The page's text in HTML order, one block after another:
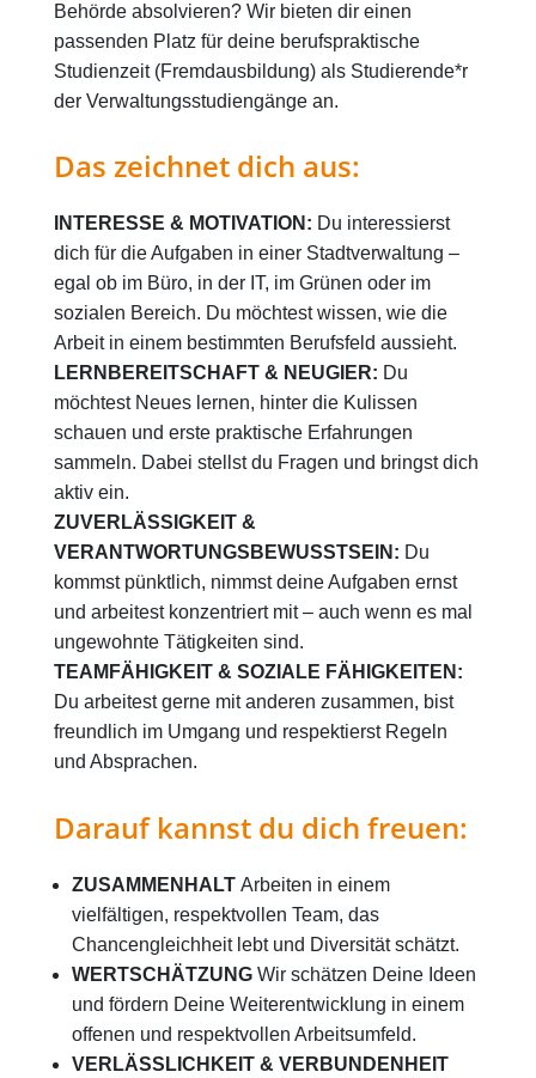
Behörde absolvieren? Wir bieten dir einen
passenden Platz für deine berufspraktische
Studienzeit (Fremdausbildung) als Studierende*r
der Verwaltungsstudiengänge an.
Das zeichnet dich aus:
INTERESSE & MOTIVATION: Du interessierst
dich für die Aufgaben in einer Stadtverwaltung –
egal ob im Büro, in der IT, im Grünen oder im
sozialen Bereich. Du möchtest wissen, wie die
Arbeit in einem bestimmten Berufsfeld aussieht.
LERNBEREITSCHAFT & NEUGIER: Du
möchtest Neues lernen, hinter die Kulissen
schauen und erste praktische Erfahrungen
sammeln. Dabei stellst du Fragen und bringst dich
aktiv ein.
ZUVERLÄSSIGKEIT &
VERANTWORTUNGSBEWUSSTSEIN: Du
kommst pünktlich, nimmst deine Aufgaben ernst
und arbeitest konzentriert mit – auch wenn es mal
ungewohnte Tätigkeiten sind.
TEAMFÄHIGKEIT & SOZIALE FÄHIGKEITEN:
Du arbeitest gerne mit anderen zusammen, bist
freundlich im Umgang und respektierst Regeln
und Absprachen.
Darauf kannst du dich freuen:
ZUSAMMENHALT Arbeiten in einem
vielfältigen, respektvollen Team, das
Chancengleichheit lebt und Diversität schätzt.
WERTSCHÄTZUNG Wir schätzen Deine Ideen
und fördern Deine Weiterentwicklung in einem
offenen und respektvollen Arbeitsumfeld.
VERLÄSSLICHKEIT & VERBUNDENHEIT